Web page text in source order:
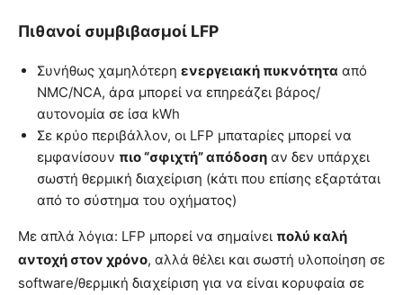
Πιθανοί συμβιβασμοί LFP
Συνήθως χαμηλότερη ενεργειακή πυκνότητα από
NMC/NCA, άρα μπορεί να επηρεάζει βάρος/
αυτονομία σε ίσα kWh
Σε κρύο περιβάλλον, οι LFP μπαταρίες μπορεί να
εμφανίσουν πιο “σφιχτή” απόδοση αν δεν υπάρχει
σωστή θερμική διαχείριση (κάτι που επίσης εξαρτάται
από το σύστημα του οχήματος)
Με απλά λόγια: LFP μπορεί να σημαίνει πολύ καλή
αντοχή στον χρόνο, αλλά θέλει και σωστή υλοποίηση σε
software/θερμική διαχείριση για να είναι κορυφαία σε